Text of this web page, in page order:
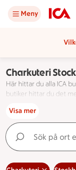
Meny
Charkuteri
Visa mer
Här hittar du alla ICA
butiker hittar du det
Sök på ort eller